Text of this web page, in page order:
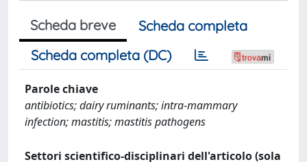
Scheda breve
Scheda completa
Scheda completa (DC)
Parole chiave
antibiotics; dairy ruminants; intra-mammary
infection; mastitis; mastitis pathogens
Settori scientifico-disciplinari dell'articolo (sola